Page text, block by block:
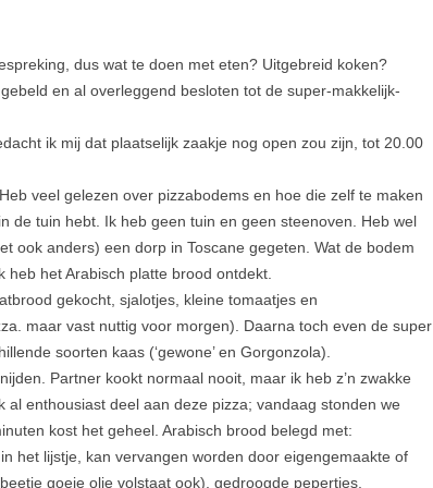
dus wat te doen met eten? Uitgebreid koken?
en al overleggend besloten tot de super-makkelijk-
ik mij dat plaatselijk zaakje nog open zou zijn, tot 20.00
veel gelezen over pizzabodems en hoe die zelf te maken
de tuin hebt. Ik heb geen tuin en geen steenoven. Heb wel
ook anders) een dorp in Toscane gegeten. Wat de bodem
het Arabisch platte brood ontdekt.
gekocht, sjalotjes, kleine tomaatjes en
maar vast nuttig voor morgen). Daarna toch even de super
soorten kaas (‘gewone’ en Gorgonzola).
Partner kookt normaal nooit, maar ik heb z’n zwakke
al enthousiast deel aan deze pizza; vandaag stonden we
kost het geheel. Arabisch brood belegd met:
het lijstje, kan vervangen worden door eigengemaakte of
goeie olie volstaat ook), gedroogde pepertjes,